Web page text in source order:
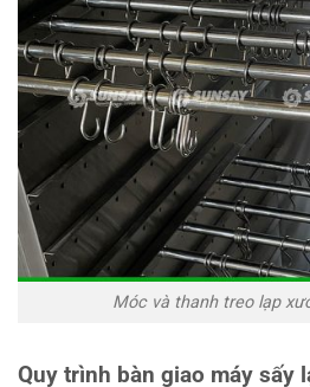
Móc và thanh treo lạp
Quy trình bàn giao máy sấy